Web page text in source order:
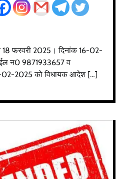
18 फरवरी 2025। दिनांक 16-02-
न0 9871933657 व
2025 को विधायक आदेश […]